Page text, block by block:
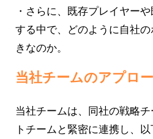
・さらに、既存プレイヤー
する中で、どのように自社
きなのか。
当社チームのアプロ
当社チームは、同社の戦略
トチームと緊密に連携し、